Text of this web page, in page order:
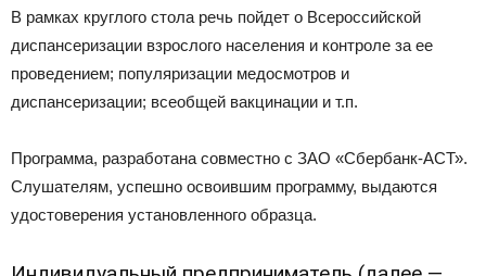
В рамках круглого стола речь пойдет о Всероссийской
диспансеризации взрослого населения и контроле за ее
проведением; популяризации медосмотров и
диспансеризации; всеобщей вакцинации и т.п.
Программа, разработана совместно с ЗАО «Сбербанк-АСТ».
Слушателям, успешно освоившим программу, выдаются
удостоверения установленного образца.